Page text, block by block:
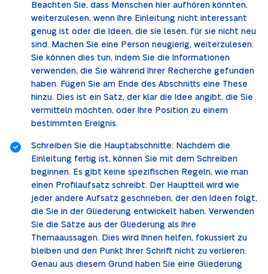
Beachten Sie, dass Menschen hier aufhören könnten,
weiterzulesen, wenn Ihre Einleitung nicht interessant
genug ist oder die Ideen, die sie lesen, für sie nicht neu
sind. Machen Sie eine Person neugierig, weiterzulesen.
Sie können dies tun, indem Sie die Informationen
verwenden, die Sie während Ihrer Recherche gefunden
haben. Fügen Sie am Ende des Abschnitts eine These
hinzu. Dies ist ein Satz, der klar die Idee angibt, die Sie
vermitteln möchten, oder Ihre Position zu einem
bestimmten Ereignis.
Schreiben Sie die Hauptabschnitte: Nachdem die
Einleitung fertig ist, können Sie mit dem Schreiben
beginnen. Es gibt keine spezifischen Regeln, wie man
einen Profilaufsatz schreibt. Der Hauptteil wird wie
jeder andere Aufsatz geschrieben, der den Ideen folgt,
die Sie in der Gliederung entwickelt haben. Verwenden
Sie die Sätze aus der Gliederung als Ihre
Themaaussagen. Dies wird Ihnen helfen, fokussiert zu
bleiben und den Punkt Ihrer Schrift nicht zu verlieren.
Genau aus diesem Grund haben Sie eine Gliederung